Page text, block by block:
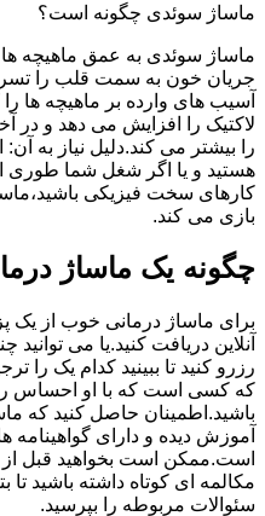
ماساژ سوئدی چگونه است؟
ماساژ سوئدی به عمق ماهیچه
جریان خون به سمت قلب را
آسیب های وارده بر ماهیچه ها
لاکتیک را افزایش می دهد و در
را بیشتر می کند.دلیل نیاز به
هستید و یا اگر شغل شما
کارهای سخت فیزیکی
بازی می کند.
چگونه یک ماساژ
برای ماساژ درمانی خوب از یک
آنلاین دریافت کنید.یا می
رزرو کنید تا ببینید کدام یک را
که کسی است که با او احساس
باشید.اطمینان حاصل کنید که
آموزش دیده و دارای گواهینامه
است.ممکن است بخواهید قبل
مکالمه ای کوتاه داشته باشید تا
سئوالات مربوطه را بپرسید.